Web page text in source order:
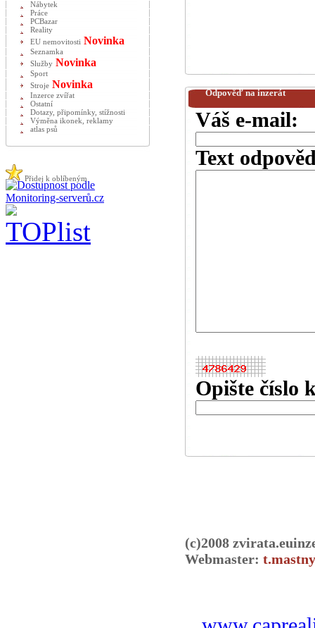
Odpověď na inzerát
Váš e-mail:
Text
Opište číslo
(c)2008
Webmaster:
Nábytek
Práce
PCBazar
Reality
EU nemovitosti Novinka
Seznamka
Služby Novinka
Sport
Stroje Novinka
Inzerce zvířat
Ostatní
Dotazy, připomínky, stížnosti
Výměna ikonek, reklamy
atlas psů
Přidej k oblíbeným